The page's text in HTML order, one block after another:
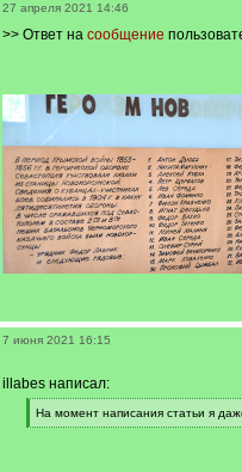
27 апреля 2021 14:46
>> Ответ на сообщение
7 июня 2021 16:15
illabes написал:
[
q
На момент написания статьи я
[